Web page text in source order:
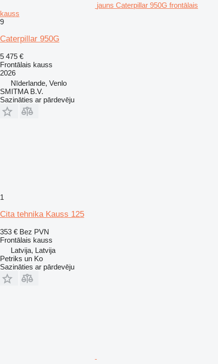
jauns Caterpillar 950G frontālais
kauss
9
Caterpillar 950G
5 475 €
Frontālais kauss
2026
Nīderlande, Venlo
SMITMA B.V.
Sazināties ar pārdevēju
1
Cita tehnika Kauss 125
353 € Bez PVN
Frontālais kauss
Latvija, Latvija
Petriks un Ko
Sazināties ar pārdevēju